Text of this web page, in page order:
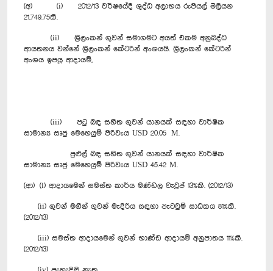
(අ) (i) 2012/13 වර්ෂයේදී ශුද්ධ අලාභය රුපියල් මිලියන
21,749.75කි.
(ii) ශ්‍රීලංකන් ගුවන් සමාගමට අයත් එකම අනුබද්ධ
ආයතනය වන්නේ ශ්‍රීලංකන් කේටරින් අංශයයි. ශ්‍රීලංකන් කේටරින්
අංශය ඉපයූ ආදායම්,
(iii) පටු බඳ සහිත ගුවන් යානයක් සඳහා වාර්ෂික
සාමාන්‍ය සෘජු මෙහෙයුම් පිරිවැය USD 20.05 M.
පුළුල් බඳ සහිත ගුවන් යානයක් සඳහා වාර්ෂික
සාමාන්‍ය සෘජු මෙහෙයුම් පිරිවැය USD 45.42 M.
(ආ) (i) ආදායමෙන් සමස්ත කාර්ය මණ්ඩල වැටුප් 13%කි. (2012/13)
(ii) ගුවන් මගීන් ගුවන් මැදිරිය සඳහා පැටවුම් සාධකය 81%කි.
(2012/13)
(iii) සමස්ත ආදායමෙන් ගුවන් භාණ්ඩ ආදායම් අනුපාතය 11%කි.
(2012/13)